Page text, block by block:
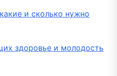
и сколько нужно
здоровье и молодость